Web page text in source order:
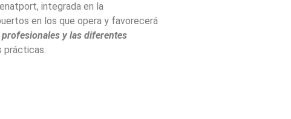
integrada en la
en los que opera y favorecerá
y las diferentes
prácticas.